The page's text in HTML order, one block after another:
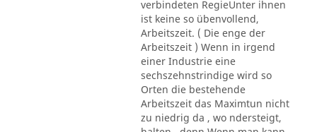
verbindeten RegieUnter ihnen
ist keine so übenvollend,
Arbeitszeit. ( Die enge der
Arbeitszeit ) Wenn in irgend
einer Industrie eine
sechszehnstrindige wird so
Orten die bestehende
Arbeitszeit das Maximtun nicht
zu niedrig da , wo ndersteigt,